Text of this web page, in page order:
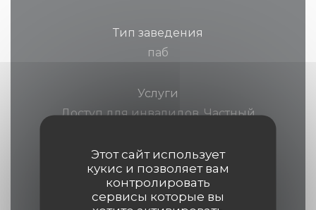
Этот сайт использует
кукис и позволяет вам
контролировать
сервисы которые вы
Тип заведения
паб
Услуги
Доступ для инвалидов, Частный
Способы оплаты
Дебетовая карточка, проверки, виза,